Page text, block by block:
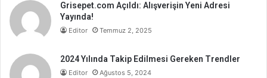
Grisepet.com Açıldı: Alışverişin Yeni Adresi
Yayında!
Editor Temmuz 2, 2025
2024 Yılında Takip Edilmesi Gereken Trendler
Editor Ağustos 5, 2024